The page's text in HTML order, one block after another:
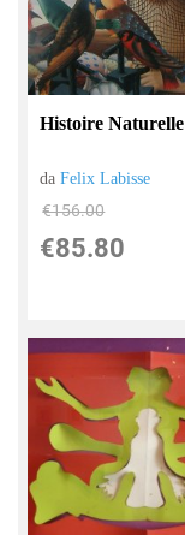
Histoire Naturelle
daFelix Labisse
€156.00
€85.80